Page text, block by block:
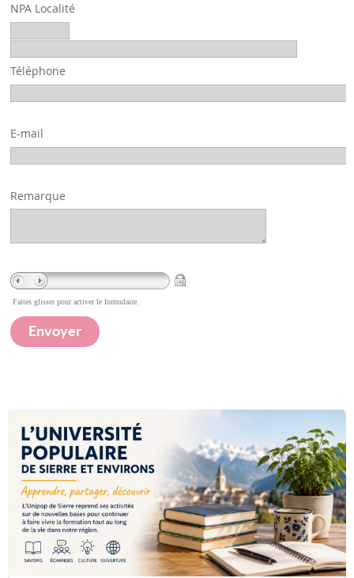
NPA Localité
Téléphone
E-mail
Remarque
Faites glisser pour activer le formulaire.